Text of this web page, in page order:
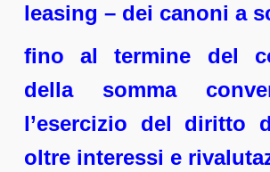
leasing – dei canoni a
fino al termine del
della somma
l’esercizio del diritto
oltre interessi e